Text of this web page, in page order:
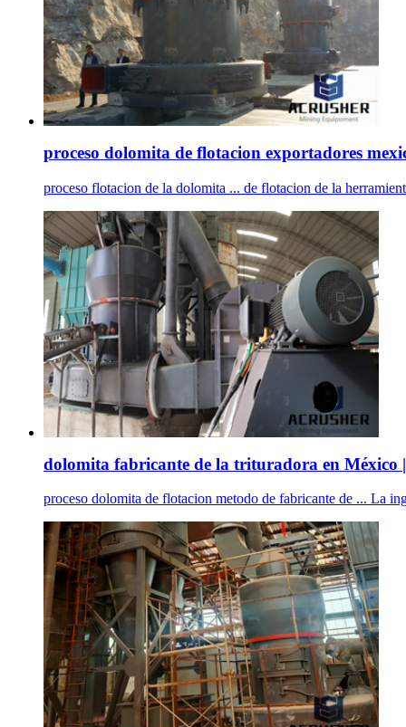
proceso dolomita de flotacion exportadores
proceso flotacion de la dolomita ... de flotacion de la
dolomita fabricante de la trituradora en México
proceso dolomita de flotacion metodo de fabricante de ... La